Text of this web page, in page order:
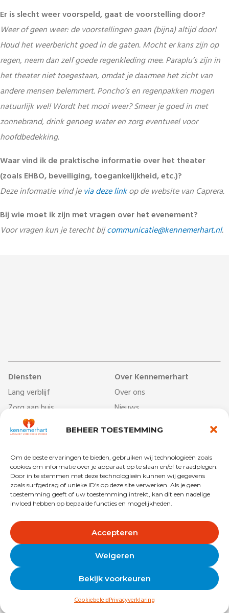
BEHEER TOESTEMMING
Om de beste ervaringen te bieden, gebruiken wij technologieën zoals
cookies om informatie over je apparaat op te slaan en/of te raadplegen.
Door in te stemmen met deze technologieën kunnen wij gegevens
zoals surfgedrag of unieke ID's op deze site verwerken. Als je geen
toestemming geeft of uw toestemming intrekt, kan dit een nadelige
invloed hebben op bepaalde functies en mogelijkheden.
Accepteren
Weigeren
Bekijk voorkeuren
CookiebeleidPrivacyverklaring
Er is slecht weer voorspeld, gaat de voorstelling door?
Weer of geen weer: de voorstellingen gaan (bijna) altijd door!
Houd het weerbericht goed in de gaten. Mocht er kans zijn op
regen, neem dan zelf goede regenkleding mee. Paraplu’s zijn in
het theater niet toegestaan, omdat je daarmee het zicht van
andere mensen belemmert. Poncho’s en regenpakken mogen
natuurlijk wel! Wordt het mooi weer? Smeer je goed in met
zonnebrand, drink genoeg water en zorg eventueel voor
hoofdbedekking.
Waar vind ik de praktische informatie over het theater
(zoals EHBO, beveiliging, toegankelijkheid, etc.)?
Deze informatie vind jevia deze linkop de website van Caprera.
Bij wie moet ik zijn met vragen over het evenement?
Voor vragen kun je terecht bijcommunicatie@kennemerhart.nl.
Diensten
Lang verblijf
Zorg aan huis
Dag- & ontmoetingscentra
Behandelcentrum
Revalidatie
Kort verblijf
Over Kennemerhart
Over ons
Nieuws
Werken bij
Begrippenlijst
Vrijwilligers
Copyright © 2025 Kennemerhart
Algemene voorwaarden